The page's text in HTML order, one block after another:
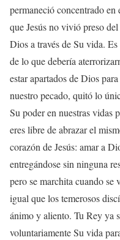
permaneció concentrado en
que Jesús no vivió preso
Dios a través de Su vida.
de lo que debería
estar apartados de Dios
nuestro pecado, quitó lo
Su poder en nuestras vidas
eres libre de abrazar el
corazón de Jesús: amar a
entregándose sin ninguna
pero se marchita cuando
igual que los temerosos
ánimo y aliento. Tu Rey ya
voluntariamente Su vida